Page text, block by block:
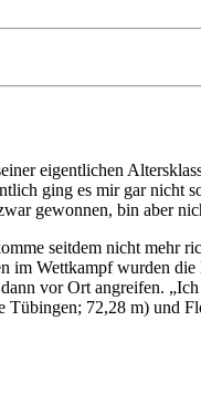
eigentlichen
ging es mir gar nicht
gewonnen, bin aber
seitdem nicht mehr
im Wettkampf wurden
vor Ort angreifen. „Ich
72,28 m) und